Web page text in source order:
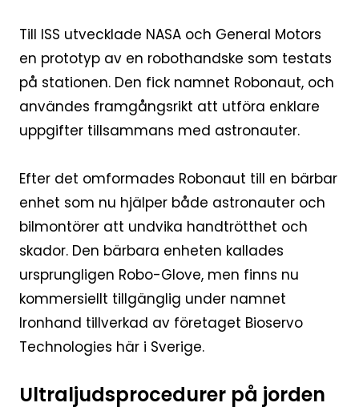
Till ISS utvecklade NASA och General Motors
en prototyp av en robothandske som testats
på stationen. Den fick namnet Robonaut, och
användes framgångsrikt att utföra enklare
uppgifter tillsammans med astronauter.
Efter det omformades Robonaut till en bärbar
enhet som nu hjälper både astronauter och
bilmontörer att undvika handtrötthet och
skador. Den bärbara enheten kallades
ursprungligen Robo-Glove, men finns nu
kommersiellt tillgänglig under namnet
Ironhand tillverkad av företaget Bioservo
Technologies här i Sverige.
Ultraljudsprocedurer på jorden